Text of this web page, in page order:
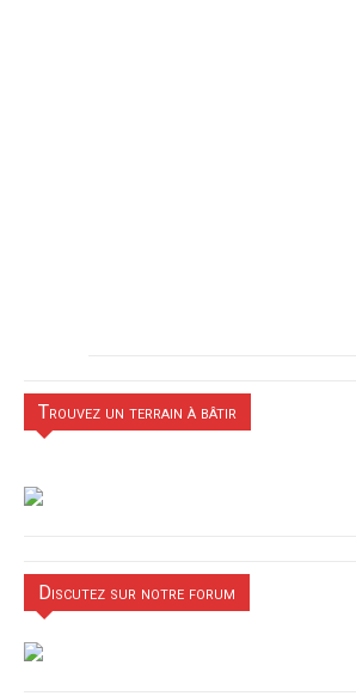
Trouvez un terrain à bâtir
Discutez sur notre forum